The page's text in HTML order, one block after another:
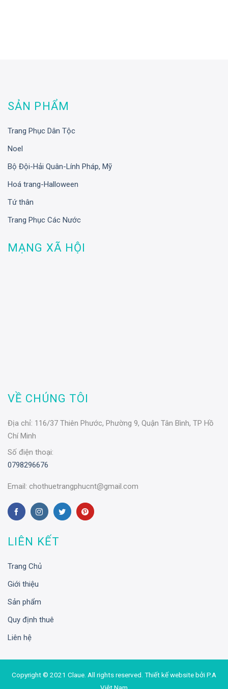
SẢN PHẨM
Trang Phục Dân Tộc
Noel
Bộ Đội-Hải Quân-Lính Pháp, Mỹ
Hoá trang-Halloween
Tứ thân
Trang Phục Các Nước
MẠNG XÃ HỘI
VỀ CHÚNG TÔI
Địa chỉ: 116/37 Thiên Phước, Phường 9, Quận Tân Bình, TP Hồ
Chí Minh
Số điện thoại:
0798296676
Email: chothuetrangphucnt@gmail.com
LIÊN KẾT
Trang Chủ
Giới thiệu
Sản phẩm
Quy định thuê
Liên hệ
Copyright © 2021 Claue. All rights reserved. Thiết kế website bởiP.A